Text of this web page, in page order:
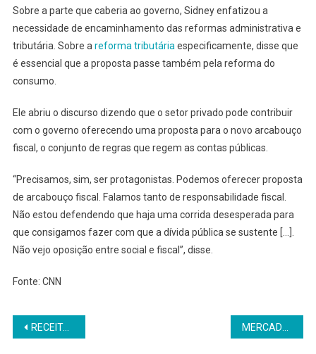
Sobre a parte que caberia ao governo, Sidney enfatizou a
necessidade de encaminhamento das reformas administrativa e
tributária. Sobre areforma tributáriaespecificamente, disse que
é essencial que a proposta passe também pela reforma do
consumo.
Ele abriu o discurso dizendo que o setor privado pode contribuir
com o governo oferecendo uma proposta para o novo arcabouço
fiscal, o conjunto de regras que regem as contas públicas.
“Precisamos, sim, ser protagonistas. Podemos oferecer proposta
de arcabouço fiscal. Falamos tanto de responsabilidade fiscal.
Não estou defendendo que haja uma corrida desesperada para
que consigamos fazer com que a dívida pública se sustente […].
Não vejo oposição entre social e fiscal”, disse.
Fonte: CNN
Navegação
RECEITA PAGA HOJE (31) LOTE RESIDUAL DE RESTITUIÇÃO DO IMPOSTO DE RENDA MERCADO ELEVA PROJEÇÃO DE INFLAÇÃO PARA 2023 E 2024, APONTA FOCUS